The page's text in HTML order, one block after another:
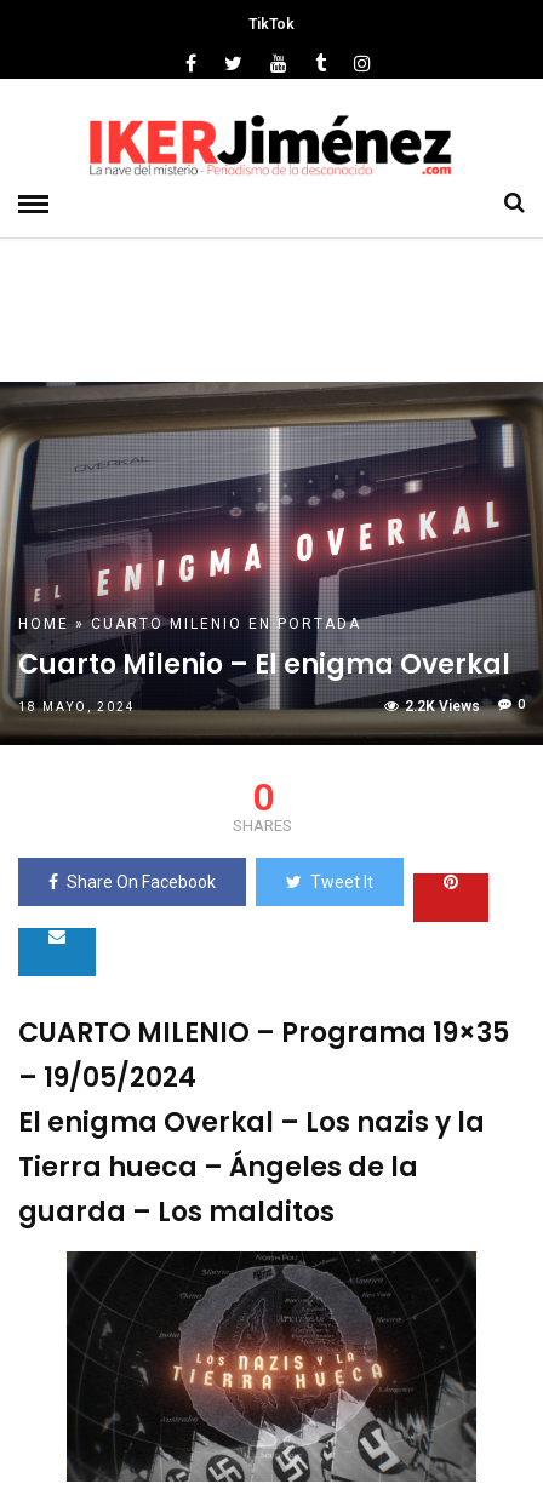
of type array|string is deprecated in
content/plugins/wordfence/vendor/wordfence/wf-
waf/src/lib/rules.phpon line1896
TikTok
HOME » CUARTO MILENIO EN PORTADA
Cuarto Milenio – El enigma Overkal
18 MAYO, 2024 0
2.2K Views
0
SHARES
Share On Facebook Tweet It
CUARTO MILENIO – Programa 19×35
– 19/05/2024
El enigma Overkal – Los nazis y la
Tierra hueca – Ángeles de la
guarda – Los malditos